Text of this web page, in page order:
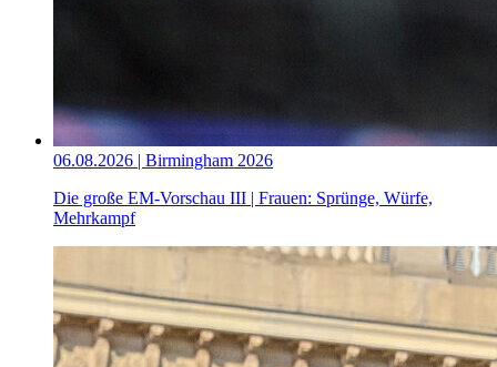
06.08.2026 | Birmingham 2026
Die große EM-Vorschau III | Frauen: Sprünge, Würfe,
Mehrkampf